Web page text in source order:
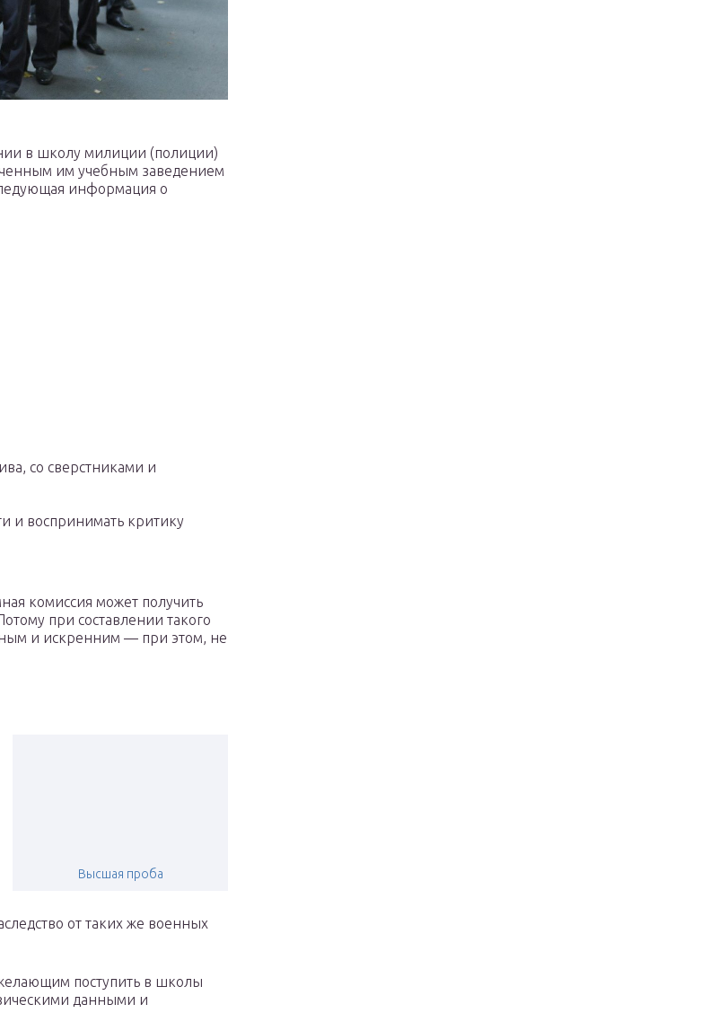
в школу милиции (полиции)
им учебным заведением
информация о
со сверстниками и
и воспринимать критику
комиссия может получить
при составлении такого
и искренним — при этом, не
Высшая проба
от таких же военных
поступить в школы
данными и